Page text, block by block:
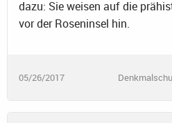
dazu: Sie weisen auf die
vor der Roseninsel hin.
05/26/2017